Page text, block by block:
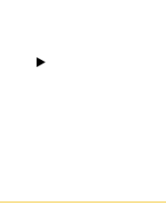
Suivant